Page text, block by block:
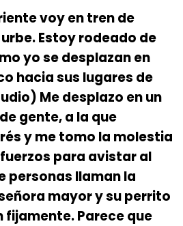
Volver al blog
voy en tren de
Estoy rodeado de
yo se desplazan en
hacia sus lugares de
Me desplazo en un
gente, a la que
y me tomo la molestia
para avistar al
personas llaman la
mayor y su perrito
fijamente. Parece que